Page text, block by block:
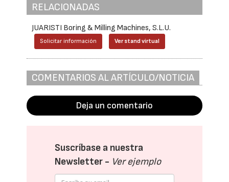
RELACIONADAS
JUARISTI Boring & Milling Machines, S.L.U.
Solicitar información Ver stand virtual
COMENTARIOS AL ARTÍCULO/NOTICIA
Deja un comentario
Suscríbase a nuestra
Newsletter - Ver ejemplo